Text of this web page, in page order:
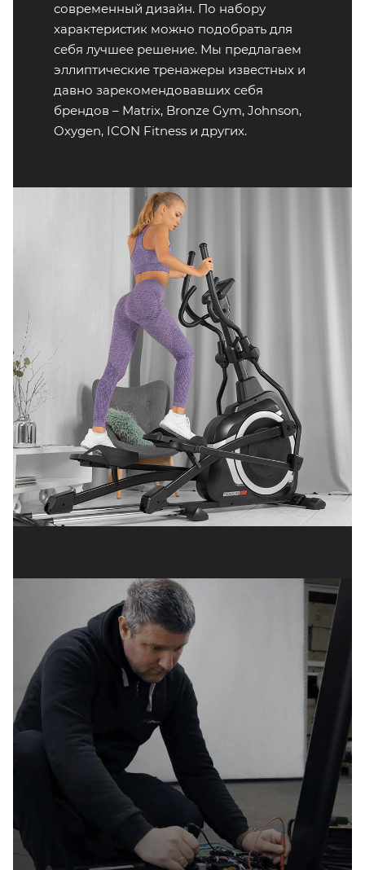
современный дизайн. По набору
характеристик можно подобрать для
себя лучшее решение. Мы предлагаем
эллиптические тренажеры известных и
давно зарекомендовавших себя
брендов – Matrix, Bronze Gym, Johnson,
Oxygen, ICON Fitness и других.